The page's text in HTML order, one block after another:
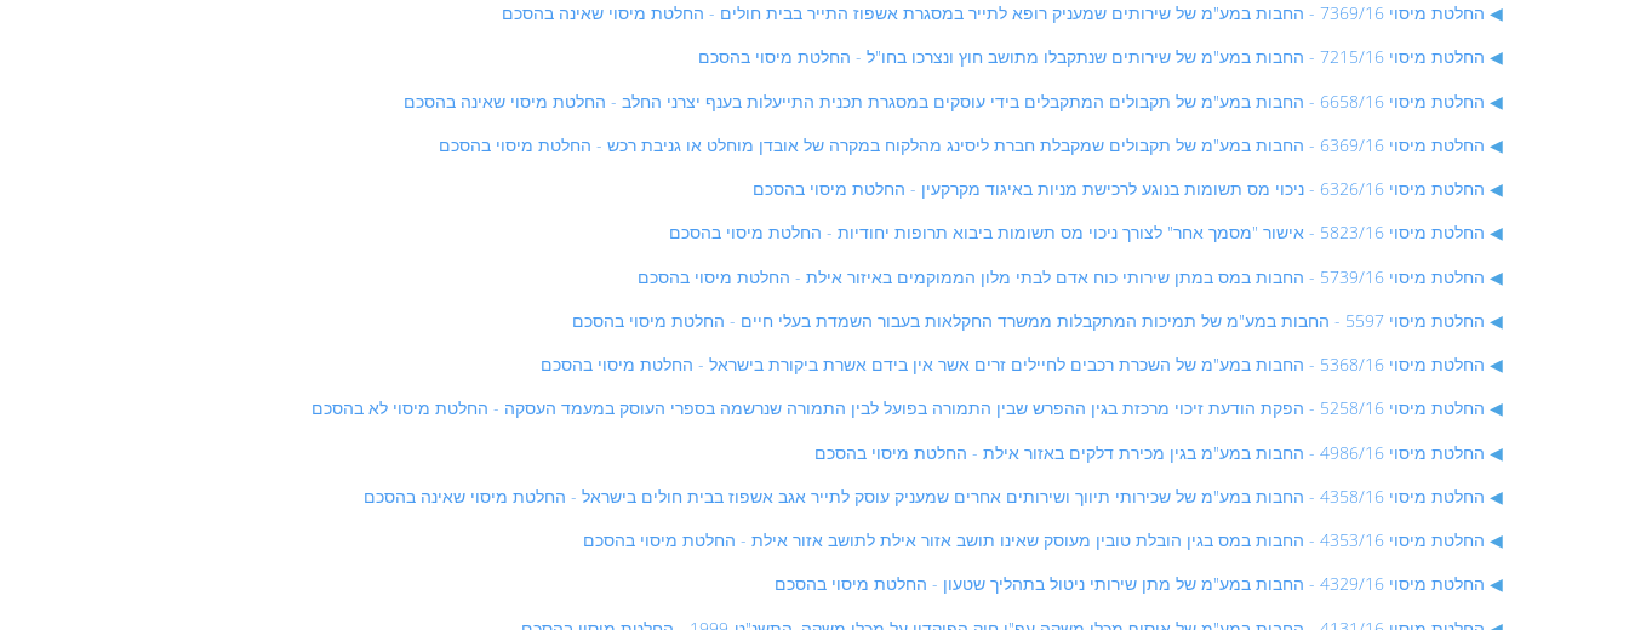
החלטת מיסוי 7369/16 - החבות במע"מ של שירותים שמעניק רופא לתייר במסגרת אשפוז התייר בבית חולים - החלטת מיסוי שאינה בהסכם
החלטת מיסוי 7215/16 - החבות במע"מ של שירותים שנתקבלו מתושב חוץ ונצרכו בחו"ל - החלטת מיסוי בהסכם
החלטת מיסוי 6658/16 - החבות במע"מ של תקבולים המתקבלים בידי עוסקים במסגרת תכנית התייעלות בענף יצרני החלב - החלטת מיסוי שאינה בהסכם
החלטת מיסוי 6369/16 - החבות במע"מ של תקבולים שמקבלת חברת ליסינג מהלקוח במקרה של אובדן מוחלט או גניבת רכש - החלטת מיסוי בהסכם
החלטת מיסוי 6326/16 - ניכוי מס תשומות בנוגע לרכישת מניות באיגוד מקרקעין - החלטת מיסוי בהסכם
החלטת מיסוי 5823/16 - אישור "מסמך אחר" לצורך ניכוי מס תשומות ביבוא תרופות יחודיות - החלטת מיסוי בהסכם
החלטת מיסוי 5739/16 - החבות במס במתן שירותי כוח אדם לבתי מלון הממוקמים באיזור אילת - החלטת מיסוי בהסכם
החלטת מיסוי 5597 - החבות במע"מ של תמיכות המתקבלות ממשרד החקלאות בעבור השמדת בעלי חיים - החלטת מיסוי בהסכם
החלטת מיסוי 5368/16 - החבות במע"מ של השכרת רכבים לחיילים זרים אשר אין בידם אשרת ביקורת בישראל - החלטת מיסוי בהסכם
החלטת מיסוי 5258/16 - הפקת הודעת זיכוי מרכזת בגין ההפרש שבין התמורה בפועל לבין התמורה שנרשמה בספרי העוסק במעמד העסקה - החלטת מיסוי לא בהסכם
החלטת מיסוי 4986/16 - החבות במע"מ בגין מכירת דלקים באזור אילת - החלטת מיסוי בהסכם
החלטת מיסוי 4358/16 - החבות במע"מ של שכירותי תיווך ושירותים אחרים שמעניק עוסק לתייר אגב אשפוז בבית חולים בישראל - החלטת מיסוי שאינה בהסכם
החלטת מיסוי 4353/16 - החבות במס בגין הובלת טובין מעוסק שאינו תושב אזור אילת לתושב אזור אילת - החלטת מיסוי בהסכם
החלטת מיסוי 4329/16 - החבות במע"מ של מתן שירותי ניטול בתהליך שטעון - החלטת מיסוי בהסכם